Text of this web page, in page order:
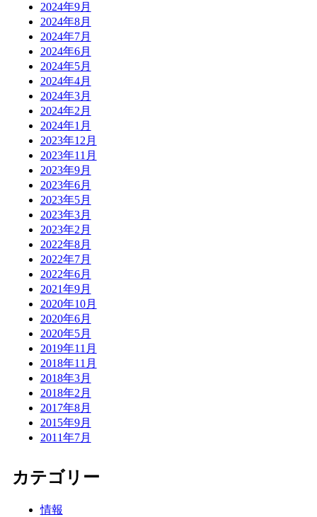
2024年9月
2024年8月
2024年7月
2024年6月
2024年5月
2024年4月
2024年3月
2024年2月
2024年1月
2023年12月
2023年11月
2023年9月
2023年6月
2023年5月
2023年3月
2023年2月
2022年8月
2022年7月
2022年6月
2021年9月
2020年10月
2020年6月
2020年5月
2019年11月
2018年11月
2018年3月
2018年2月
2017年8月
2015年9月
2011年7月
カテゴリー
情報